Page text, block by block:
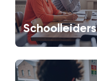
Schoolleiders